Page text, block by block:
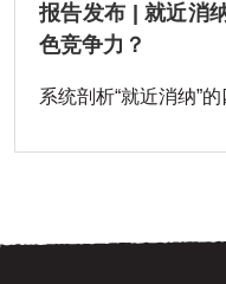
报告发布 | 就近消
色竞争力？
系统剖析“就近消纳”